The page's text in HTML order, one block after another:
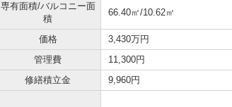
専有面積/バルコニー面
積
66.40㎡/10.62㎡
価格
3,430万円
管理費
11,300円
修繕積立金
9,960円